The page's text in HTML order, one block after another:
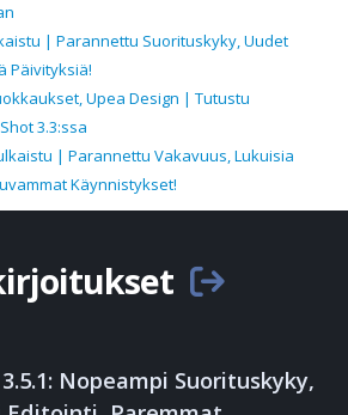
| Parannettu Suorituskyky, Uudet
Päivityksiä!
Upea Design | Tutustu
3.3:ssa
| Parannettu Vakavuus, Lukuisia
Käynnistykset!
Nopeampi Suorituskyky,